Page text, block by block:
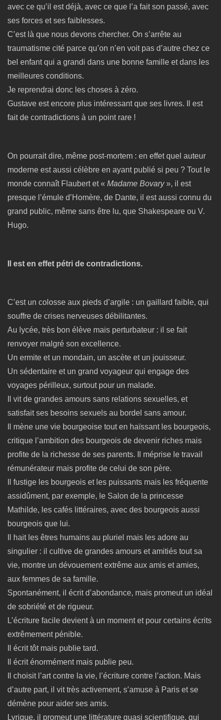
avec ce qu’il est déjà, avec ce que l’a fait son passé, avec
ses forces et ses faiblesses.
C’est là que nous devons chercher. On s’arrête au
traumatisme cité parce qu’on n’en voit pas d’autre chez ce
bel enfant qui a grandi dans une bonne famille et dans les
meilleures conditions.
Je reprendrai donc les choses à zéro.
Gustave est encore plus intéressant que ses livres. Il est
fait de contradictions à un point rare !
On pourrait dire, même post-mortem : en effet quel auteur
moderne est aussi célèbre en ayant publié si peu ? Tout le
monde connaît Flaubert et « Madame Bovary», il est
presque l’émule d’Homère, de Dante, il est aussi connu du
grand public, même sans être lu, que Shakespeare ou V.
Hugo.
Il est en effet pétri de contradictions.
C’est un colosse aux pieds d’argile : un gaillard faible, qui
souffre de crises nerveuses débilitantes.
Au lycée, très bon élève mais perturbateur : il se fait
renvoyer malgré son excellence.
Un ermite et un mondain, un ascète et un jouisseur.
Un sédentaire et un grand voyageur qui engage des
voyages périlleux, surtout pour un malade.
Il vit de grandes amours sans relations sexuelles, et
satisfait ses besoins sexuels au bordel sans amour.
Il mène une vie bourgeoise tout en haïssant les bourgeois,
critique l’ambition des bourgeois de devenir riches mais
profite de la richesse de ses parents. Il méprise le travail
rémunérateur mais profite de celui de son père.
Il fustige les bourgeois et les puissants mais les fréquente
assidûment, par exemple, le Salon de la princesse
Mathilde, les cafés littéraires, avec des bourgeois aussi
bourgeois que lui.
Il hait les êtres humains au pluriel mais les adore au
singulier : il cultive de grandes amours et amitiés tout sa
vie, montre un dévouement extrême aux amis et amies,
aux femmes de sa famille.
Spontanément, il écrit d’abondance, mais promeut un idéal
de sobriété et de rigueur.
L’écriture facile devient à un moment et pour certains écrits
extrêmement pénible.
Il écrit tôt mais publie tard.
Il écrit énormément mais publie peu.
Il choisit l’art contre la vie, l’écriture contre l’action. Mais
d’autre part, il vit très activement, s’amuse à Paris et se
démène pour aider ses amis.
Lyrique, il promeut une littérature quasi scientifique, qui